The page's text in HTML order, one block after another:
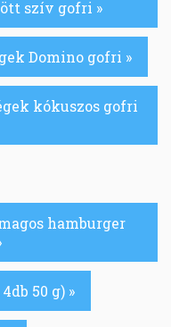
szív gofri »
Domino gofri »
kókuszos gofri
hamburger
50 g) »